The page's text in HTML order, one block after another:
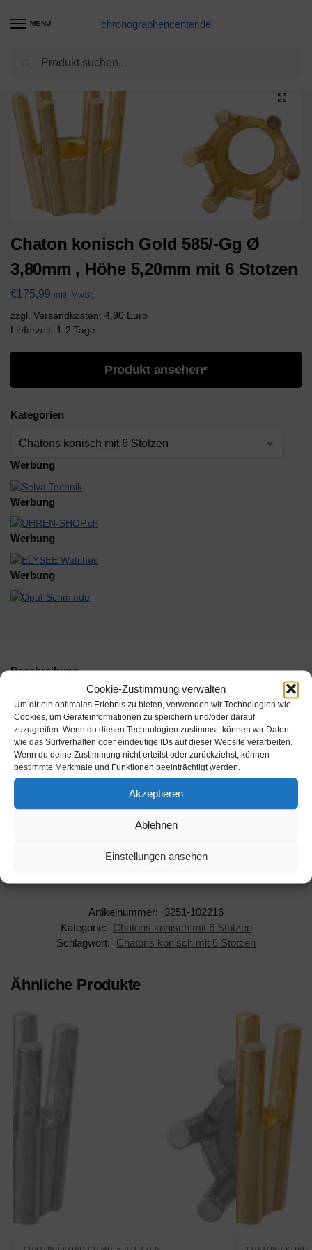
Cookie-Zustimmung verwalten
Um dir ein optimales Erlebnis zu bieten, verwenden wir Technologien wie
Cookies, um Geräteinformationen zu speichern und/oder darauf
zuzugreifen. Wenn du diesen Technologien zustimmst, können wir Daten
wie das Surfverhalten oder eindeutige IDs auf dieser Website verarbeiten.
Wenn du deine Zustimmung nicht erteilst oder zurückziehst, können
bestimmte Merkmale und Funktionen beeinträchtigt werden.
Akzeptieren
Ablehnen
Einstellungen ansehen
MENU chronographencenter.de
Chatons konisch mit 6 Stotzen
Chaton konisch Gold 585/-Gg Ø
3,80mm , Höhe 5,20mm mit 6 Stotzen
€175,99 inkl. MwSt.
zzgl. Versandkosten: 4,90 Euro
Lieferzeit: 1-2 Tage
Produkt ansehen*
Kategorien
Werbung
Werbung
Werbung
Werbung
Beschreibung
Chaton konisch Gold 585/-Gg Ø 3,80mm , Höhe 5,20mm mit 6
Stotzen
Inhalt:
Hersteller: Rudolf Flume Technik GmbH
AAN: 3251-102216
Artikelnummer:
3251-102216
Kategorie:
Chatons konisch mit 6 Stotzen
Schlagwort:
Chatons konisch mit 6 Stotzen
Ähnliche Produkte